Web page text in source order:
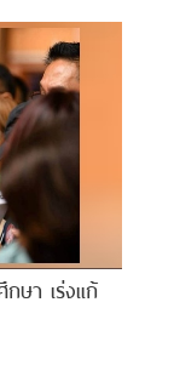
ษา เร่งแก้